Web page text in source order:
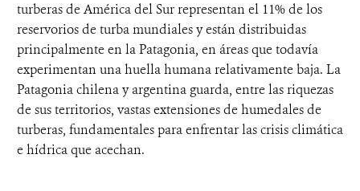
turberas de América del Sur representan el 11% de los
reservorios de turba mundiales y están distribuidas
principalmente en la Patagonia, en áreas que todavía
experimentan una huella humana relativamente baja. La
Patagonia chilena y argentina guarda, entre las riquezas
de sus territorios, vastas extensiones de humedales de
turberas, fundamentales para enfrentar las crisis climática
e hídrica que acechan.